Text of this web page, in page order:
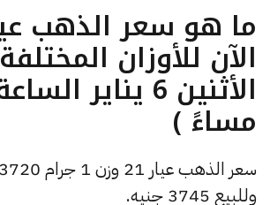
الآن للأوزان
مساءً )
وللبيع 3745 جنيه.